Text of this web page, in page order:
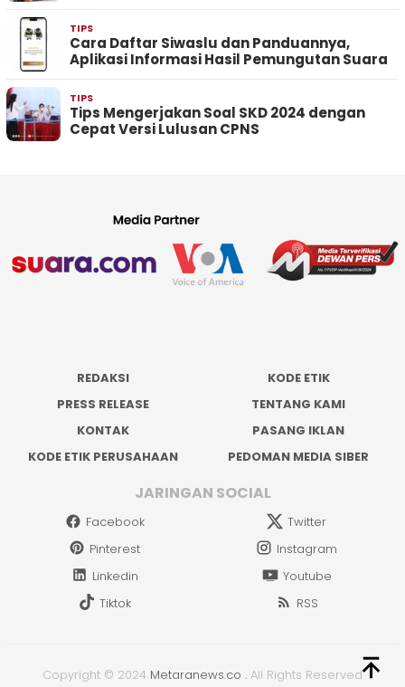
TIPS
Cara Daftar Siwaslu dan Panduannya,
Aplikasi Informasi Hasil Pemungutan Suara
TIPS
Tips Mengerjakan Soal SKD 2024 dengan
Cepat Versi Lulusan CPNS
REDAKSI
KODE ETIK
PRESS RELEASE
TENTANG KAMI
KONTAK
PASANG IKLAN
KODE ETIK PERUSAHAAN
PEDOMAN MEDIA SIBER
JARINGAN SOCIAL
Facebook
Twitter
Pinterest
Instagram
Linkedin
Youtube
Tiktok
RSS
Copyright © 2024 Metaranews.co . All Rights Reserved